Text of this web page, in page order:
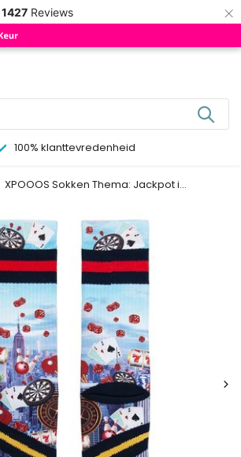
1427 Reviews ×
0
100% klanttevredenheid
XPOOOS Sokken Thema: Jackpot i...